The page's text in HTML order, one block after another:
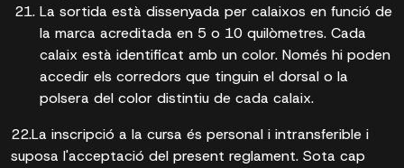
La sortida està dissenyada per calaixos en funció de
la marca acreditada en 5 o 10 quilòmetres. Cada
calaix està identificat amb un color. Només hi poden
accedir els corredors que tinguin el dorsal o la
polsera del color distintiu de cada calaix.
22.La inscripció a la cursa és personal i intransferible i
suposa l'acceptació del present reglament. Sota cap